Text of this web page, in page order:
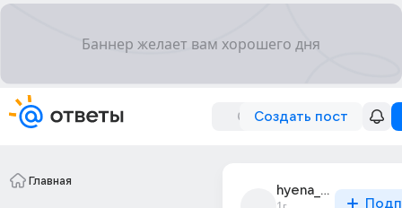
Создать пост
Главная
hyena_at_heart